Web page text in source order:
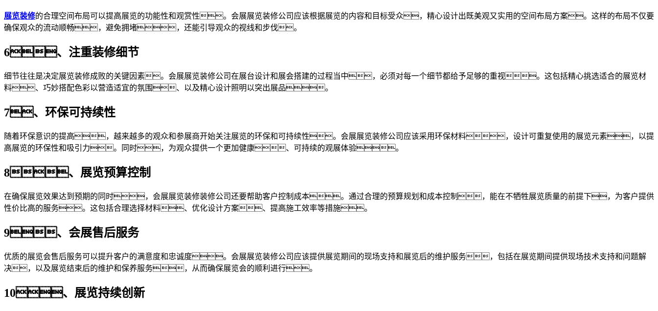
展览装修的合理空间布局可以提高展览的功能性和观赏性。会展展览装修公司应该根据展览的内容和目标受众，精心设计出既美观又实用的空间布局方案。这样的布局不仅要
确保观众的流动顺畅，避免拥堵，还能引导观众的视线和步伐。
6、注重装修细节
细节往往是决定展览装修成败的关键因素。会展展览装修公司在展台设计和展会搭建的过程当中，必须对每一个细节都给予足够的重视。这包括精心挑选适合的展览材
料、巧妙搭配色彩以营造适宜的氛围、以及精心设计照明以突出展品。
7、环保可持续性
随着环保意识的提高，越来越多的观众和参展商开始关注展览的环保和可持续性。会展展览装修公司应该采用环保材料，设计可重复使用的展览元素，以提
高展览的环保性和吸引力。同时，为观众提供一个更加健康、可持续的观展体验。
8、展览预算控制
在确保展览效果达到预期的同时，会展展览装修装修公司还要帮助客户控制成本。通过合理的预算规划和成本控制，能在不牺牲展览质量的前提下，为客户提供
性价比高的服务。这包括合理选择材料、优化设计方案、提高施工效率等措施。
9、会展售后服务
优质的展览会售后服务可以提升客户的满意度和忠诚度。会展展览装修公司应该提供展览期间的现场支持和展览后的维护服务，包括在展览期间提供现场技术支持和问题解
决，以及展览结束后的维护和保养服务，从而确保展览会的顺利进行。
10、展览持续创新